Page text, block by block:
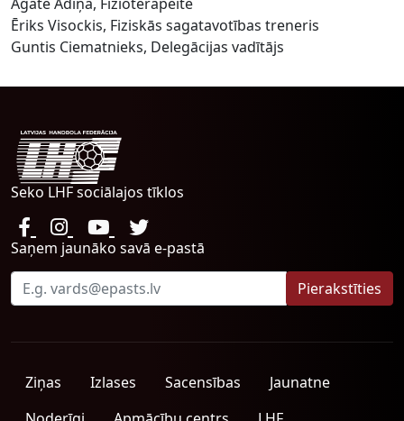
Ēriks Visockis, Fiziskās sagatavotības treneris
Guntis Ciematnieks, Delegācijas vadītājs
Seko LHF sociālajos tīklos
Saņem jaunāko savā e-pastā
Ziņas Izlases Sacensības
Jaunatne